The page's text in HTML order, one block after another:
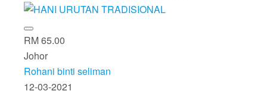
RM 65.00
Johor
Rohani binti seliman
12-03-2021